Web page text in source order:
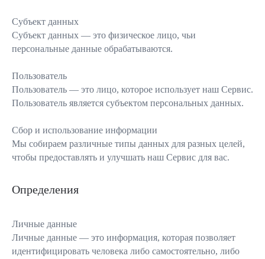
Субъект данных
Субъект данных — это физическое лицо, чьи
персональные данные обрабатываются.
Пользователь
Пользователь — это лицо, которое использует наш Сервис.
Пользователь является субъектом персональных данных.
Сбор и использование информации
Мы собираем различные типы данных для разных целей,
чтобы предоставлять и улучшать наш Сервис для вас.
Определения
Личные данные
Личные данные — это информация, которая позволяет
идентифицировать человека либо самостоятельно, либо